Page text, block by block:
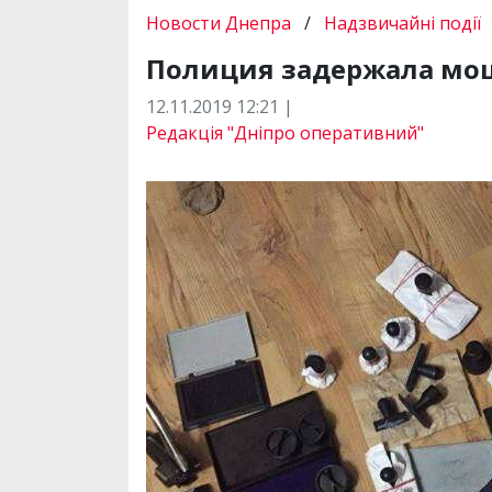
Новости Днепра / Надзвичайні події
Полиция задержала
12.11.2019 12:21 |
Редакція "Дніпро оперативний"